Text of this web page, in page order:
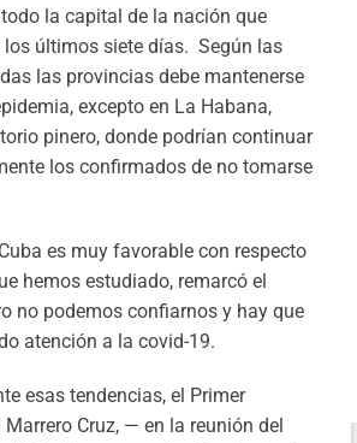
la capital de la nación que
los últimos siete días. Según las
las provincias debe mantenerse
excepto en La Habana,
pinero, donde podrían continuar
los confirmados de no tomarse
es muy favorable con respecto
hemos estudiado, remarcó el
no podemos confiarnos y hay que
atención a la covid-19.
esas tendencias, el Primer
Cruz, — en la reunión del